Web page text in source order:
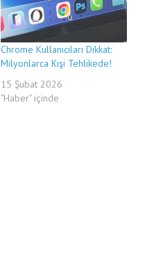
Chrome Kullanıcıları Dikkat:
Milyonlarca Kişi Tehlikede!
15 Şubat 2026
"Haber" içinde